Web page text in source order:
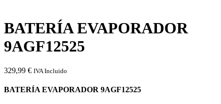
BATERÍA EVAPORADOR
9AGF12525
329,99 € IVA Incluido
BATERÍA EVAPORADOR 9AGF12525